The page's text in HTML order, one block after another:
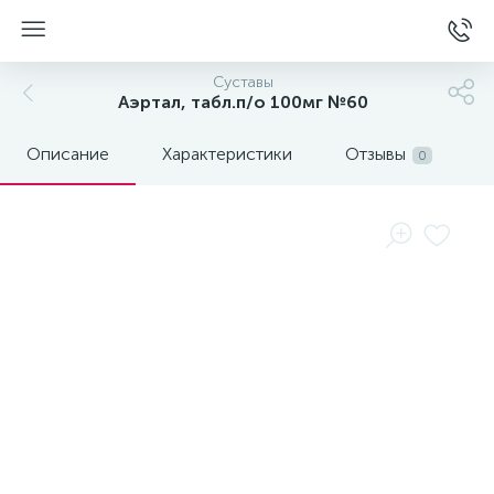
Суставы
Аэртал, табл.п/о 100мг №60
Описание Характеристики Отзывы 0